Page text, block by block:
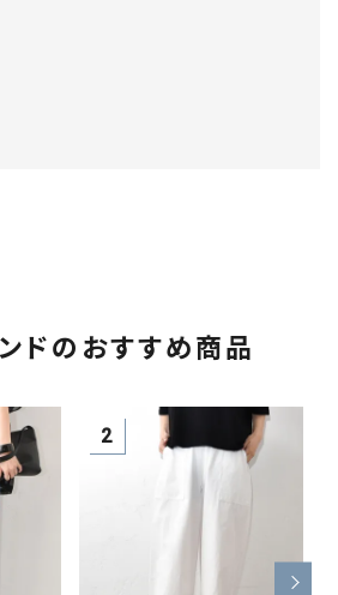
ドのおすすめ商品